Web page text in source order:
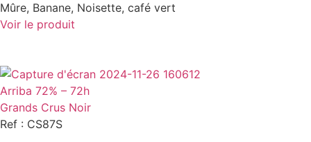
Mûre, Banane, Noisette, café vert
Voir le produit
Arriba 72% – 72h
Grands Crus Noir
Ref : CS87S